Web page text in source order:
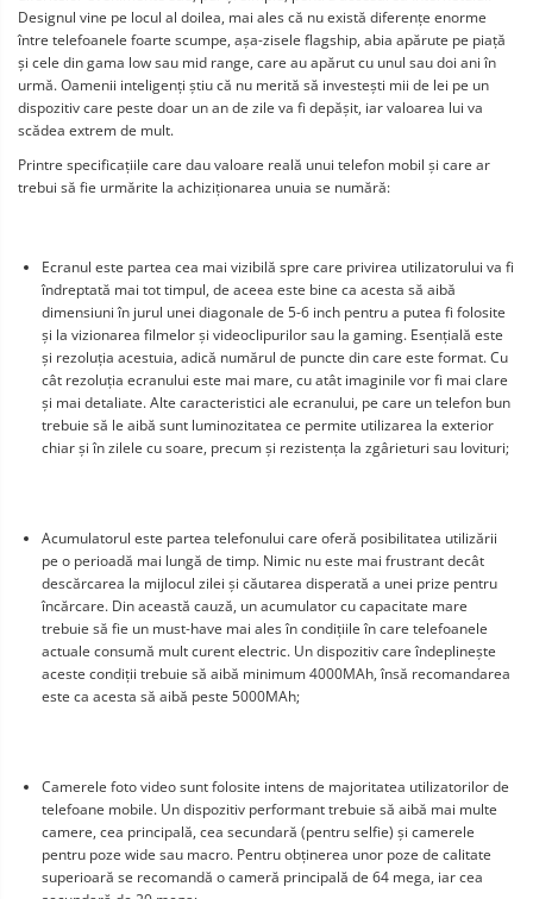
Designul vine pe locul al doilea, mai ales că nu există diferențe enorme
între telefoanele foarte scumpe, așa-zisele flagship, abia apărute pe piață
și cele din gama low sau mid range, care au apărut cu unul sau doi ani în
urmă. Oamenii inteligenți știu că nu merită să investești mii de lei pe un
dispozitiv care peste doar un an de zile va fi depășit, iar valoarea lui va
scădea extrem de mult.
Printre specificațiile care dau valoare reală unui telefon mobil și care ar
trebui să fie urmărite la achiziționarea unuia se numără:
Ecranul este partea cea mai vizibilă spre care privirea utilizatorului va fi
îndreptată mai tot timpul, de aceea este bine ca acesta să aibă
dimensiuni în jurul unei diagonale de 5-6 inch pentru a putea fi folosite
și la vizionarea filmelor și videoclipurilor sau la gaming. Esențială este
și rezoluția acestuia, adică numărul de puncte din care este format. Cu
cât rezoluția ecranului este mai mare, cu atât imaginile vor fi mai clare
și mai detaliate. Alte caracteristici ale ecranului, pe care un telefon bun
trebuie să le aibă sunt luminozitatea ce permite utilizarea la exterior
chiar și în zilele cu soare, precum și rezistența la zgârieturi sau lovituri;
Acumulatorul este partea telefonului care oferă posibilitatea utilizării
pe o perioadă mai lungă de timp. Nimic nu este mai frustrant decât
descărcarea la mijlocul zilei și căutarea disperată a unei prize pentru
încărcare. Din această cauză, un acumulator cu capacitate mare
trebuie să fie un must-have mai ales în condițiile în care telefoanele
actuale consumă mult curent electric. Un dispozitiv care îndeplinește
aceste condiții trebuie să aibă minimum 4000MAh, însă recomandarea
este ca acesta să aibă peste 5000MAh;
Camerele foto video sunt folosite intens de majoritatea utilizatorilor de
telefoane mobile. Un dispozitiv performant trebuie să aibă mai multe
camere, cea principală, cea secundară (pentru selfie) și camerele
pentru poze wide sau macro. Pentru obținerea unor poze de calitate
superioară se recomandă o cameră principală de 64 mega, iar cea